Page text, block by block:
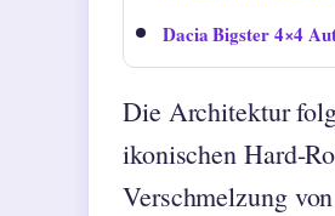
Dacia Bigster 4×4
Die Architektur
ikonischen Hard-
Verschmelzung